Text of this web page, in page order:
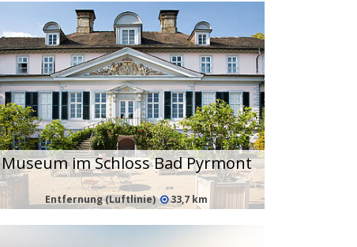
Museum im Schloss Bad Pyrmont
Entfernung (Luftlinie) 33,7 km